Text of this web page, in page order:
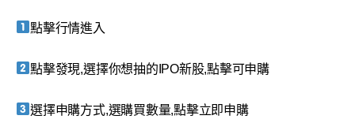
點擊行情進入
點擊發現,選擇你想抽的IPO新股,點擊可申購
選擇申購方式,選購買數量,點擊立即申購